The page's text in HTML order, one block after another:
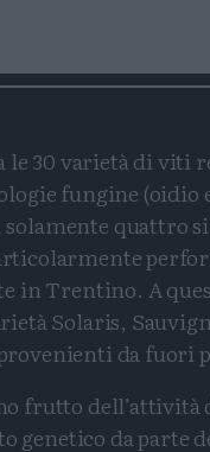
le 30 varietà di viti
fungine (oidio
quattro
in Trentino. A
Solaris,
da fuori
frutto dell’attività
genetico da parte